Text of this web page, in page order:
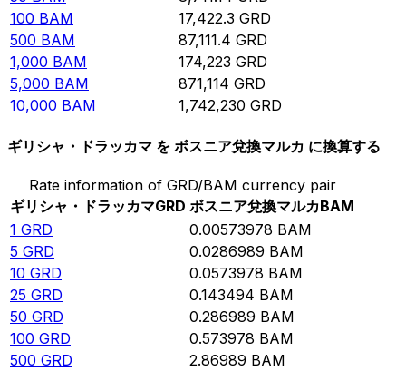
100 BAM 17,422.3 GRD
500 BAM 87,111.4 GRD
1,000 BAM 174,223 GRD
5,000 BAM 871,114 GRD
10,000 BAM 1,742,230 GRD
ギリシャ・ドラッカマ を ボスニア兌換マルカ に換算する
Rate information of GRD/BAM currency pair
ギリシャ・ドラッカマGRD ボスニア兌換マルカBAM
1 GRD 0.00573978 BAM
5 GRD 0.0286989 BAM
10 GRD 0.0573978 BAM
25 GRD 0.143494 BAM
50 GRD 0.286989 BAM
100 GRD 0.573978 BAM
500 GRD 2.86989 BAM